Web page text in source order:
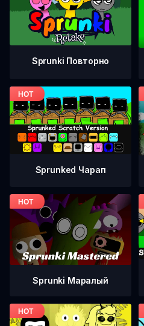
Sprunki Повторно
Sprunked Чарап
Sprunki Маралый